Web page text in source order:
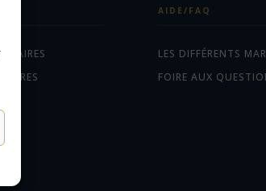
AIDE/FAQ
LES DIFFÉRENTS
FOIRE AUX